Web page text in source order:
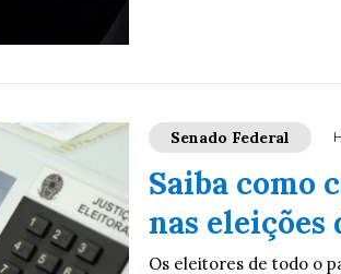
Senado Federal
Saiba como
nas
Os eleitores de todo o